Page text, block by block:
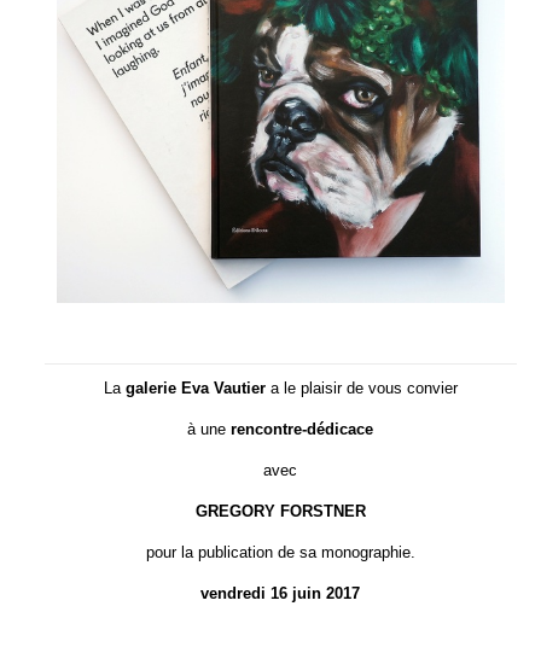
Lagalerie Eva Vautiera le plaisir de vous convier
à unerencontre-dédicace
avec
GREGORY FORSTNER
pour la publication de sa monographie.
vendredi 16 juin 2017